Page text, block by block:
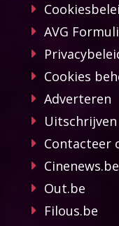
AVG
Cookies
Adverteren
Contacteer
Cinenews.be
Out.be
Filous.be